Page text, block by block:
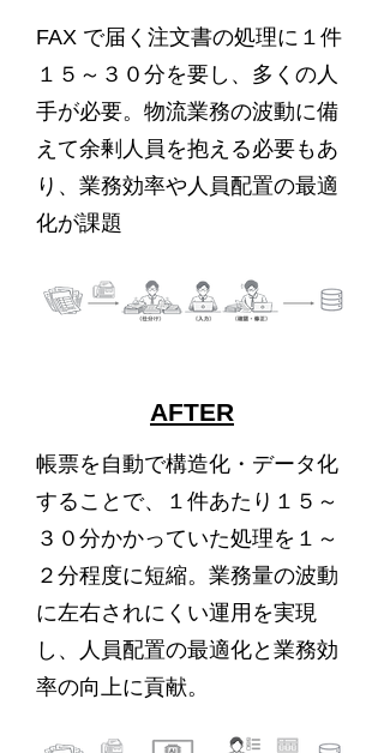
FAX で届く注文書の処理に１件
１５～３０分を要し、多くの人
手が必要。物流業務の波動に備
えて余剰人員を抱える必要もあ
り、業務効率や人員配置の最適
化が課題
AFTER
帳票を自動で構造化・データ化
することで、１件あたり１５～
３０分かかっていた処理を１～
２分程度に短縮。業務量の波動
に左右されにくい運用を実現
し、人員配置の最適化と業務効
率の向上に貢献。